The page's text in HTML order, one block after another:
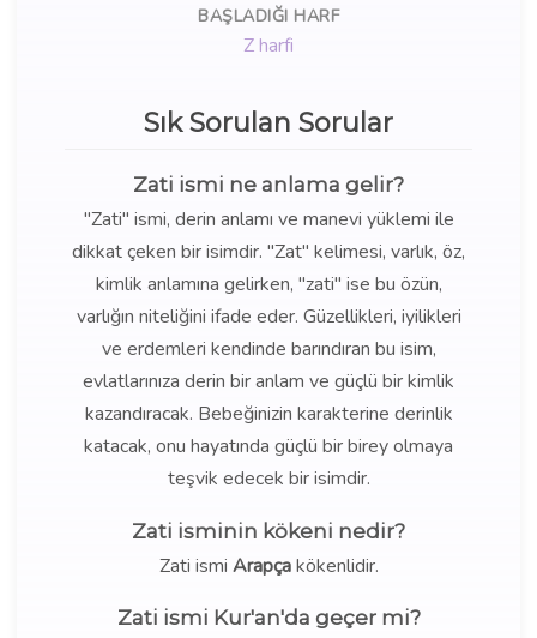
BAŞLADIĞI HARF
Z harfi
Sık Sorulan Sorular
Zati ismi ne anlama gelir?
"Zati" ismi, derin anlamı ve manevi yüklemi ile
dikkat çeken bir isimdir. "Zat" kelimesi, varlık, öz,
kimlik anlamına gelirken, "zati" ise bu özün,
varlığın niteliğini ifade eder. Güzellikleri, iyilikleri
ve erdemleri kendinde barındıran bu isim,
evlatlarınıza derin bir anlam ve güçlü bir kimlik
kazandıracak. Bebeğinizin karakterine derinlik
katacak, onu hayatında güçlü bir birey olmaya
teşvik edecek bir isimdir.
Zati isminin kökeni nedir?
Zati ismi Arapçakökenlidir.
Zati ismi Kur'an'da geçer mi?